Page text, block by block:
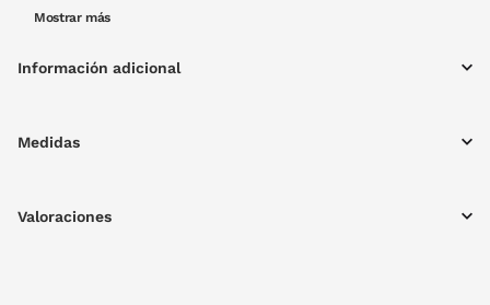
fresco y natural en aquellos que buscan salirse de lo
mirada.
Mostrar más
Información adicional
Medidas
Valoraciones